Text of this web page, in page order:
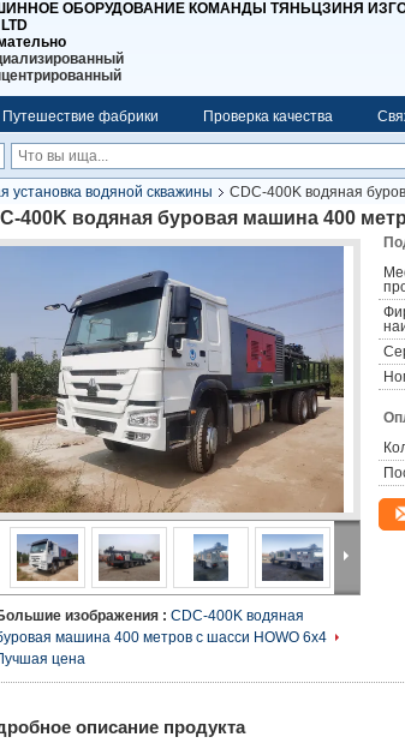
ОБОРУДОВАНИЕ КОМАНДЫ ТЯНЬЦЗИНЯ
Путешествие фабрики Проверка качества
установка водяной скважины
CDC-400K водяная
400K водяная буровая машина 400
изображения : CDC-400K водяная
машина 400 метров с шасси HOWO 6x4
цена
описание продукта